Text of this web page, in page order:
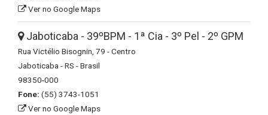
Ver no Google Maps
Jaboticaba - 39ºBPM - 1ª Cia - 3º Pel - 2º GPM
Rua Victélio Bisognin, 79 - Centro
Jaboticaba - RS - Brasil
98350-000
Fone: (55) 3743-1051
Ver no Google Maps